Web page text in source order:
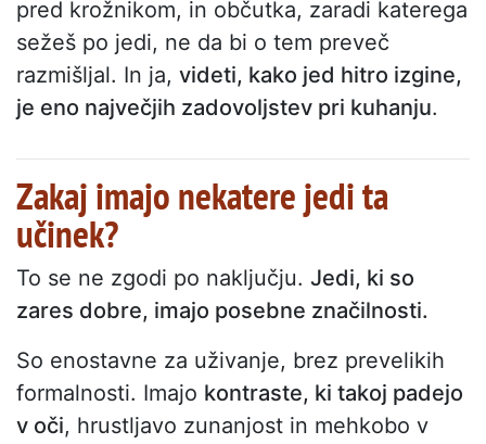
pred krožnikom, in občutka, zaradi katerega
sežeš po jedi, ne da bi o tem preveč
razmišljal. In ja, videti, kako jed hitro izgine,
je eno največjih zadovoljstev pri kuhanju.
Zakaj imajo nekatere jedi ta
učinek?
To se ne zgodi po naključju. Jedi, ki so
zares dobre, imajo posebne značilnosti.
So enostavne za uživanje, brez prevelikih
formalnosti. Imajo kontraste, ki takoj padejo
v oči, hrustljavo zunanjost in mehkobo v